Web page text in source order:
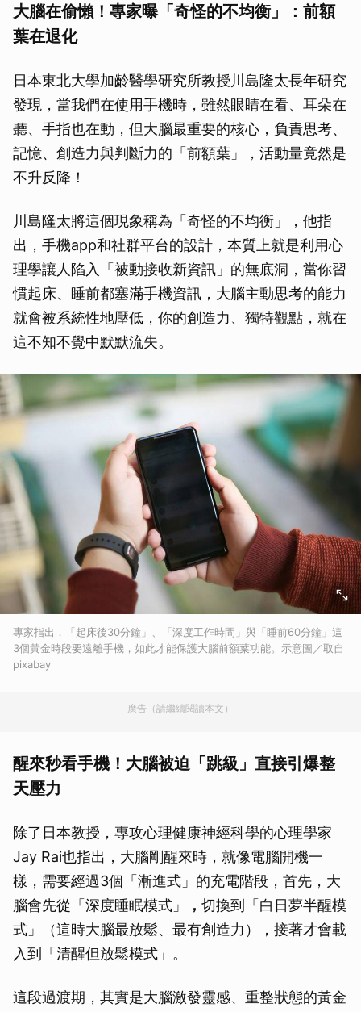
大腦在偷懶！專家曝「奇怪的不均衡」：前額
葉在退化
日本東北大學加齡醫學研究所教授川島隆太長年研究
發現，當我們在使用手機時，雖然眼睛在看、耳朵在
聽、手指也在動，但大腦最重要的核心，負責思考、
記憶、創造力與判斷力的「前額葉」，活動量竟然是
不升反降！
川島隆太將這個現象稱為「奇怪的不均衡」，他指
出，手機app和社群平台的設計，本質上就是利用心
理學讓人陷入「被動接收新資訊」的無底洞，當你習
慣起床、睡前都塞滿手機資訊，大腦主動思考的能力
就會被系統性地壓低，你的創造力、獨特觀點，就在
這不知不覺中默默流失。
專家指出，「起床後30分鐘」、「深度工作時間」與「睡前60分鐘」這
3個黃金時段要遠離手機，如此才能保護大腦前額葉功能。示意圖／取自
pixabay
廣告（請繼續閱讀本文）
醒來秒看手機！大腦被迫「跳級」直接引爆整
天壓力
除了日本教授，專攻心理健康神經科學的心理學家
Jay Rai也指出，大腦剛醒來時，就像電腦開機一
樣，需要經過3個「漸進式」的充電階段，首先，大
腦會先從「深度睡眠模式」
， 切換到「白日夢半醒模
式」（這時大腦最放鬆、最有創造力），接著才會載
入到「清醒但放鬆模式」。
這段過渡期，其實是大腦激發靈感、重整狀態的黃金